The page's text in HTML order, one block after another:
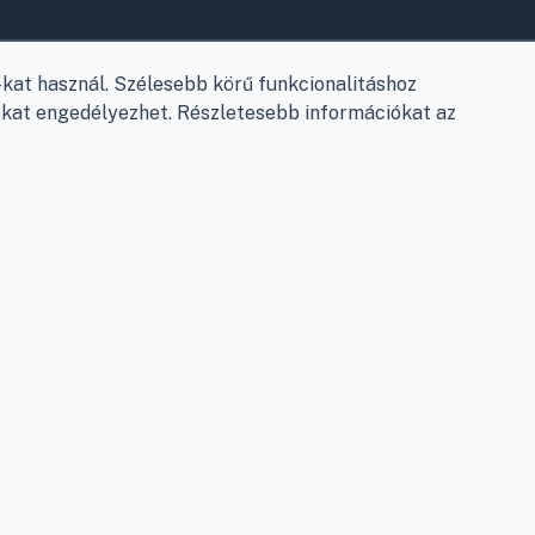
Fizetés
használ. Szélesebb körű funkcionalitáshoz
engedélyezhet. Részletesebb információkat az